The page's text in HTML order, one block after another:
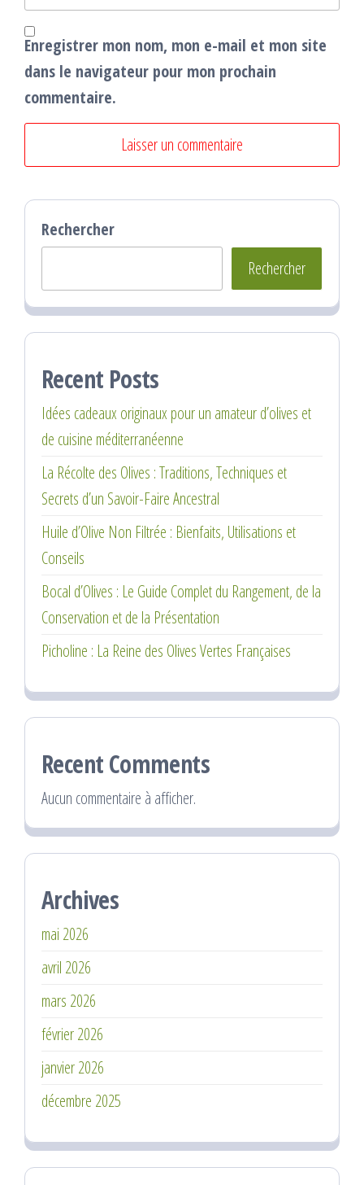
Enregistrer mon nom, mon e-mail et mon site
dans le navigateur pour mon prochain
commentaire.
Rechercher
Rechercher
Recent Posts
Idées cadeaux originaux pour un amateur d’olives et
de cuisine méditerranéenne
La Récolte des Olives : Traditions, Techniques et
Secrets d’un Savoir-Faire Ancestral
Huile d’Olive Non Filtrée : Bienfaits, Utilisations et
Conseils
Bocal d’Olives : Le Guide Complet du Rangement, de la
Conservation et de la Présentation
Picholine : La Reine des Olives Vertes Françaises
Recent Comments
Aucun commentaire à afficher.
Archives
mai 2026
avril 2026
mars 2026
février 2026
janvier 2026
décembre 2025